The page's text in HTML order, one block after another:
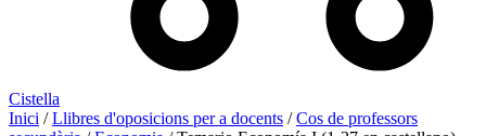
Cistella
Inici /Llibres d'oposicions per a docents /Cos de professors